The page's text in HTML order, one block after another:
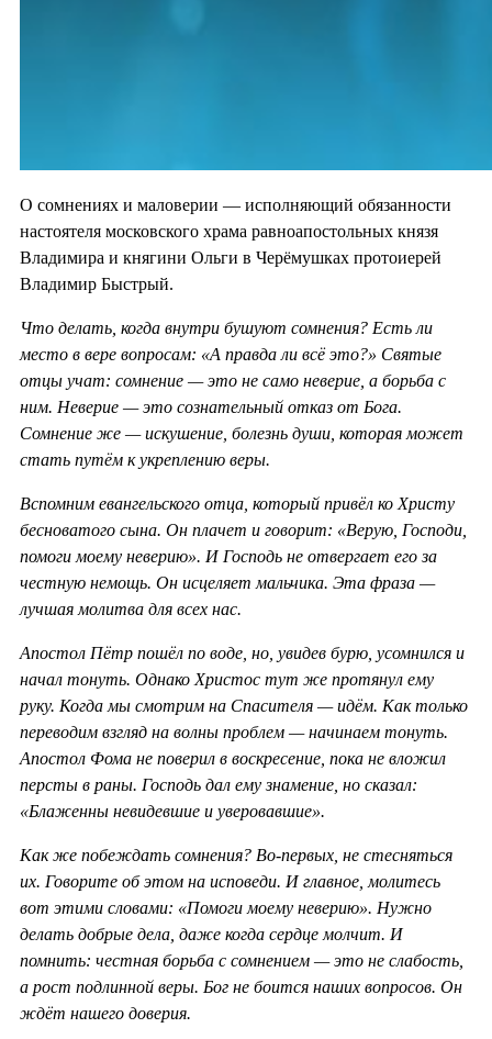
О сомнениях и маловерии — исполняющий обязанности
настоятеля московского храма равноапостольных князя
Владимира и княгини Ольги в Черёмушках протоиерей
Владимир Быстрый.
Что делать, когда внутри бушуют сомнения? Есть ли
место в вере вопросам: «А правда ли всё это?» Святые
отцы учат: сомнение — это не само неверие, а борьба с
ним. Неверие — это сознательный отказ от Бога.
Сомнение же — искушение, болезнь души, которая может
стать путём к укреплению веры.
Вспомним евангельского отца, который привёл ко Христу
бесноватого сына. Он плачет и говорит: «Верую, Господи,
помоги моему неверию». И Господь не отвергает его за
честную немощь. Он исцеляет мальчика. Эта фраза —
лучшая молитва для всех нас.
Апостол Пётр пошёл по воде, но, увидев бурю, усомнился и
начал тонуть. Однако Христос тут же протянул ему
руку. Когда мы смотрим на Спасителя — идём. Как только
переводим взгляд на волны проблем — начинаем тонуть.
Апостол Фома не поверил в воскресение, пока не вложил
персты в раны. Господь дал ему знамение, но сказал:
«Блаженны невидевшие и уверовавшие».
Как же побеждать сомнения? Во-первых, не стесняться
их. Говорите об этом на исповеди. И главное, молитесь
вот этими словами: «Помоги моему неверию». Нужно
делать добрые дела, даже когда сердце молчит. И
помнить: честная борьба с сомнением — это не слабость,
а рост подлинной веры. Бог не боится наших вопросов. Он
ждёт нашего доверия.